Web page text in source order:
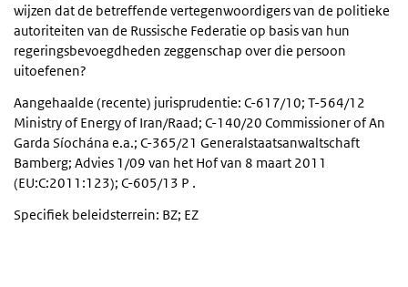
wijzen dat de betreffende vertegenwoordigers van de politieke
autoriteiten van de Russische Federatie op basis van hun
regeringsbevoegdheden zeggenschap over die persoon
uitoefenen?
Aangehaalde (recente) jurisprudentie: C-617/10; T-564/12
Ministry of Energy of Iran/Raad; C-140/20 Commissioner of An
Garda Síochána e.a.; C-365/21 Generalstaatsanwaltschaft
Bamberg; Advies 1/09 van het Hof van 8 maart 2011
(EU:C:2011:123); C-605/13 P .
Specifiek beleidsterrein: BZ; EZ